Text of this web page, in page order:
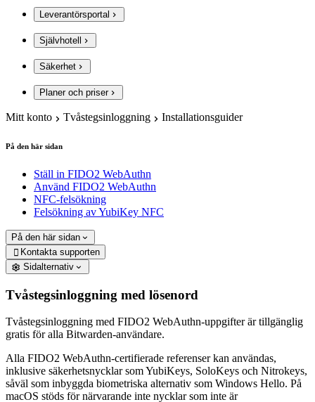
Leverantörsportal
Självhotell
Säkerhet
Planer och priser
Mitt konto Tvåstegsinloggning Installationsguider
På den här sidan
Ställ in FIDO2 WebAuthn
Använd FIDO2 WebAuthn
NFC-felsökning
Felsökning av YubiKey NFC
På den här sidan
 Kontakta supporten
Sidalternativ
Tvåstegsinloggning med lösenord
Tvåstegsinloggning med FIDO2 WebAuthn-uppgifter är tillgänglig
gratis för alla Bitwarden-användare.
Alla FIDO2 WebAuthn-certifierade referenser kan användas,
inklusive säkerhetsnycklar som YubiKeys, SoloKeys och Nitrokeys,
såväl som inbyggda biometriska alternativ som Windows Hello. På
macOS stöds för närvarande inte nycklar som inte är